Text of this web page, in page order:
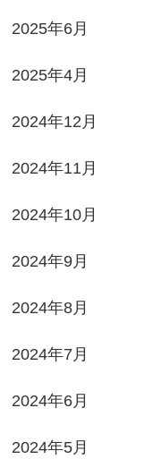
2025年6月
2025年4月
2024年12月
2024年11月
2024年10月
2024年9月
2024年8月
2024年7月
2024年6月
2024年5月